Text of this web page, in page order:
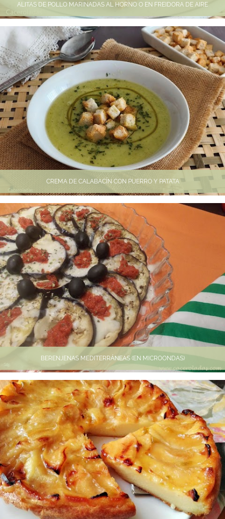
ALITAS DE POLLO MARINADAS AL HORNO O EN FREIDORA DE AIRE
CREMA DE CALABACÍN CON PUERRO Y PATATA
BERENJENAS MEDITERRÁNEAS (EN MICROONDAS)